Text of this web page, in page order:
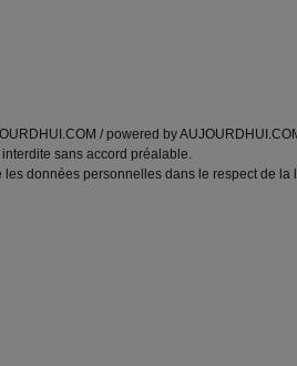
/ powered by
sans accord préalable.
données personnelles dans le respect de